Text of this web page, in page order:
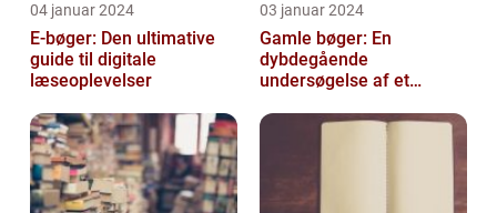
04 januar 2024
E-bøger: Den ultimative
guide til digitale
læseoplevelser
03 januar 2024
Gamle bøger: En
dybdegående
undersøgelse af et